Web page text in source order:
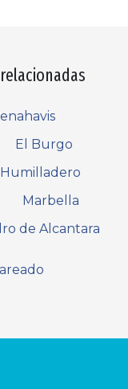
El Burgo
Humilladero
Marbella
de Alcantara